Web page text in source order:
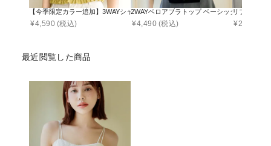
【今季限定カラー追加】3WAYシャーリングブラトップ《BRAmone Fashion
¥4,590 (税込)
2WAYベロアブラトップ ベーシック/ロンパー
¥4,490 (税込)
リブブラト
¥2,990
最近閲覧した商品